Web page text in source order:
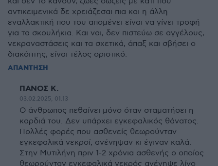
αντικειμενικά δε χρειάζεσαι πια και η άλλη
εναλλακτική που του απομένει είναι να γίνει τροφή
για τα σκουλήκια. Και ναι, δεν πιστεύω σε αγγέλους,
νεκραναστάσεις και τα σχετικά, άπαξ και σβήσει ο
διακόπτης, είναι τέλος οριστικό.
ΑΠΑΝΤΗΣΗ
ΠΑΝΟΣ Κ.
03.02.2025, 01:13
Ο άνθρωπος πεθαίνει μόνο όταν σταματήσει η
καρδιά του. Δεν υπάρχει εγκεφαλικός θάνατος.
Πολλές φορές που ασθενείς θεωρούνταν
εγκεφαλικά νεκροί, ανένηψαν κι έγιναν καλά.
Στην Μυτιλήνη πριν 1-2 χρόνια ασθενής ο οποίος
θεωρούνταν εγκεφαλικά νεκρός ανένηψε λίγο